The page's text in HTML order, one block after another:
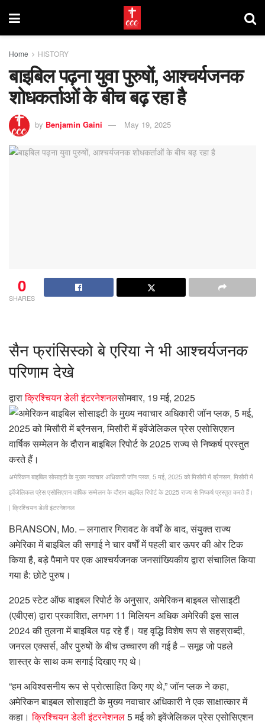
Home HISTORY
बाइबिल पढ़ना युवा पुरुषों, आश्चर्यजनक
शोधकर्ताओं के बीच बढ़ रहा है
by Benjamin Gaini May 19, 2025
0
SHARES
सैन फ्रांसिस्को बे एरिया ने भी आश्चर्यजनक
परिणाम देखे
द्वाराक्रिश्चियन डेली इंटरनेशनलसोमवार, 19 मई, 2025
अमेरिकन बाइबिल सोसाइटी के मुख्य नवाचार अधिकारी जॉन प्लक, 5 मई, 2025 को मिसौरी में ब्रैनसन, मिसौरी में
इवेंजेलिकल प्रेस एसोसिएशन वार्षिक सम्मेलन के दौरान बाइबिल रिपोर्ट के 2025 राज्य से निष्कर्ष प्रस्तुत करते हैं।
| क्रिश्चियन डेली इंटरनेशनल
BRANSON, Mo. – लगातार गिरावट के वर्षों के बाद, संयुक्त राज्य
अमेरिका में बाइबिल की सगाई ने चार वर्षों में पहली बार ऊपर की ओर टिक
किया है, बड़े पैमाने पर एक आश्चर्यजनक जनसांख्यिकीय द्वारा संचालित किया
गया है: छोटे पुरुष।
2025 स्टेट ऑफ बाइबल रिपोर्ट के अनुसार, अमेरिकन बाइबल सोसाइटी
(एबीएस) द्वारा प्रकाशित, लगभग 11 मिलियन अधिक अमेरिकी इस साल
2024 की तुलना में बाइबिल पढ़ रहे हैं। यह वृद्धि विशेष रूप से सहस्राब्दी,
जनरल एक्सर्स, और पुरुषों के बीच उच्चारण की गई है – समूह जो पहले
शास्त्र के साथ कम सगाई दिखाए गए थे।
“हम अविश्वसनीय रूप से प्रोत्साहित किए गए थे,” जॉन प्लक ने कहा,
अमेरिकन बाइबल सोसाइटी के मुख्य नवाचार अधिकारी ने एक साक्षात्कार में
कहा। क्रिश्चियन डेली इंटरनेशनल5 मई को इवेंजेलिकल प्रेस एसोसिएशन